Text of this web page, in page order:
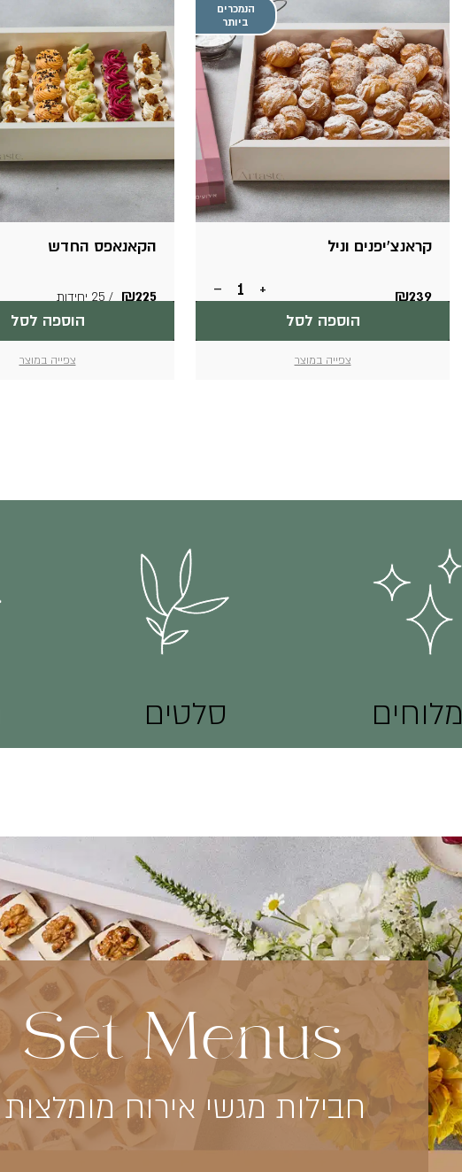
הנמכרים
ביותר
קראנצ’יפנים וניל
₪239
–כמות
של
+
הוספה לסל
צפייה במוצר
הקאנאפס החדש
/ 25 יחידות ₪225
הוספה לסל
צפייה במוצר
מלוחים סלטים
Set Menus
חבילות מגשי אירוח מומלצות